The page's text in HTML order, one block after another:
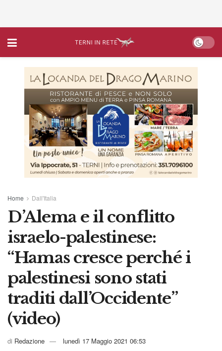
Home Dall'Italia
D’Alema e il conflitto
israelo-palestinese:
“Hamas cresce perché i
palestinesi sono stati
traditi dall’Occidente”
(video)
di Redazione lunedì 17 Maggio 2021 06:53